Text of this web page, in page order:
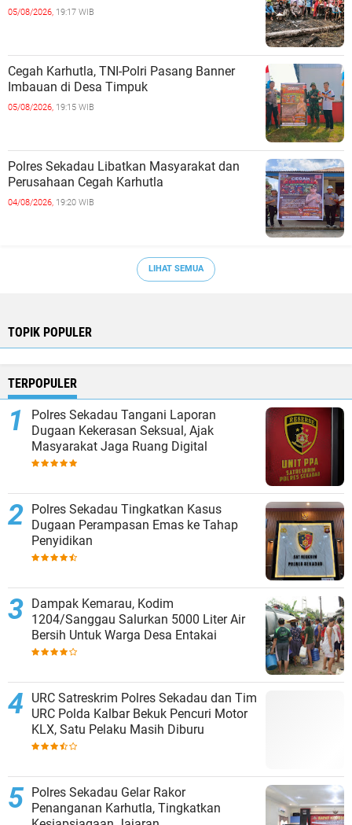
05/08/2026, 19:17 WIB
Cegah Karhutla, TNI-Polri Pasang Banner
Imbauan di Desa Timpuk
05/08/2026, 19:15 WIB
Polres Sekadau Libatkan Masyarakat dan
Perusahaan Cegah Karhutla
04/08/2026, 19:20 WIB
LIHAT SEMUA
TOPIK POPULER
TERPOPULER
Polres Sekadau Tangani Laporan
Dugaan Kekerasan Seksual, Ajak
Masyarakat Jaga Ruang Digital
Polres Sekadau Tingkatkan Kasus
Dugaan Perampasan Emas ke Tahap
Penyidikan
Dampak Kemarau, Kodim
1204/Sanggau Salurkan 5000 Liter Air
Bersih Untuk Warga Desa Entakai
URC Satreskrim Polres Sekadau dan Tim
URC Polda Kalbar Bekuk Pencuri Motor
KLX, Satu Pelaku Masih Diburu
Polres Sekadau Gelar Rakor
Penanganan Karhutla, Tingkatkan